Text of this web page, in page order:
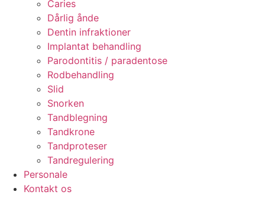
Caries
Dårlig ånde
Dentin infraktioner
Implantat behandling
Parodontitis / paradentose
Rodbehandling
Slid
Snorken
Tandblegning
Tandkrone
Tandproteser
Tandregulering
Personale
Kontakt os